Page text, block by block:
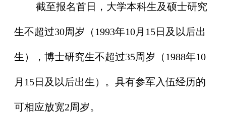
截至报名首日，大学本科生及硕士研究
生不超过30周岁（1993年10月15日及以后出
生），博士研究生不超过35周岁（1988年10
月15日及以后出生）。具有参军入伍经历的
可相应放宽2周岁。